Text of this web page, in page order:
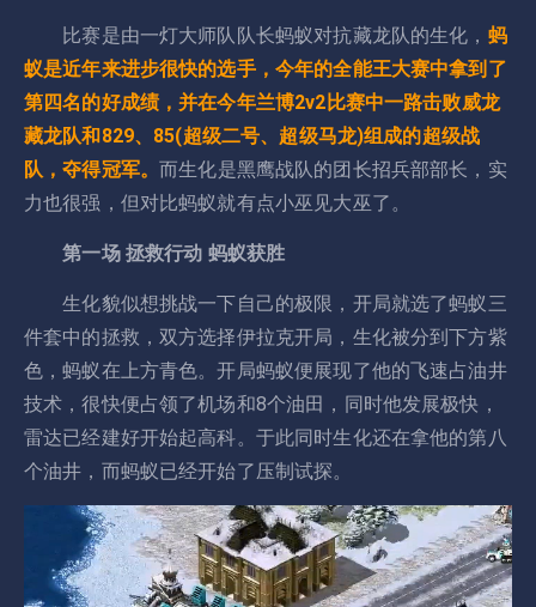
比赛是由一灯大师队队长蚂蚁对抗藏龙队的生化， 蚂
蚁是近年来进步很快的选手，今年的全能王大赛中拿到了
第四名的好成绩，并在今年兰博2v2比赛中一路击败威龙
藏龙队和829、85(超级二号、超级马龙)组成的超级战
队，夺得冠军。而生化是黑鹰战队的团长招兵部部长，实
力也很强，但对比蚂蚁就有点小巫见大巫了。
第一场 拯救行动 蚂蚁获胜
生化貌似想挑战一下自己的极限，开局就选了蚂蚁三
件套中的拯救，双方选择伊拉克开局，生化被分到下方紫
色，蚂蚁在上方青色。开局蚂蚁便展现了他的飞速占油井
技术，很快便占领了机场和8个油田，同时他发展极快，
雷达已经建好开始起高科。于此同时生化还在拿他的第八
个油井，而蚂蚁已经开始了压制试探。